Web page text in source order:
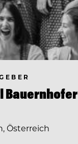
Bauernhofer
Österreich